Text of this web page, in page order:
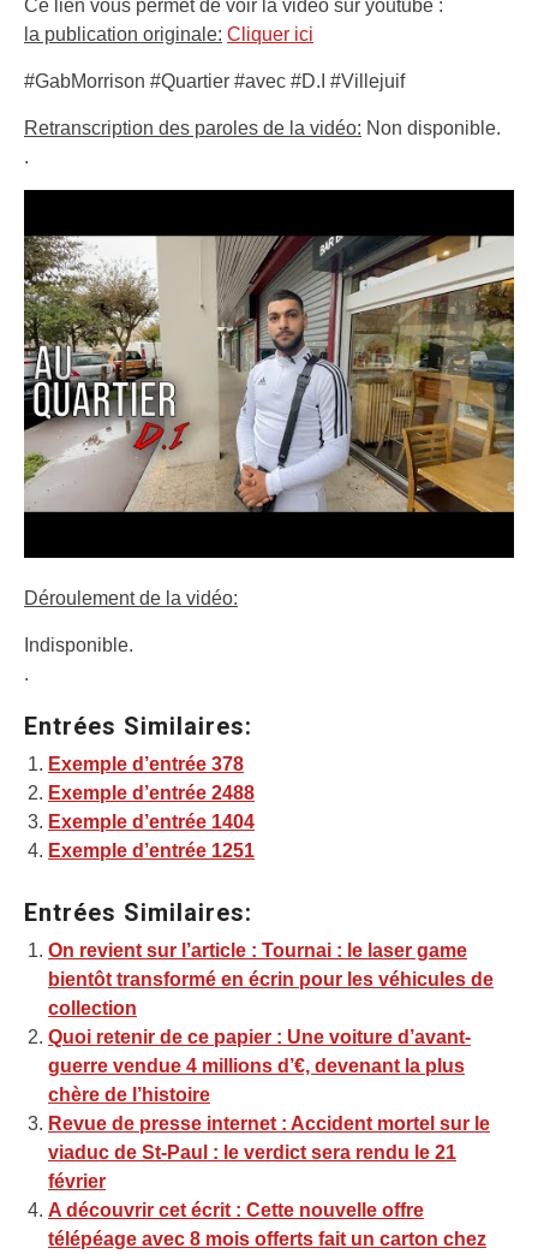
Ce lien vous permet de voir la vidéo sur youtube :
la publication originale: Cliquer ici
#GabMorrison #Quartier #avec #D.I #Villejuif
Retranscription des paroles de la vidéo: Non disponible.
.
Déroulement de la vidéo:
Indisponible.
.
Entrées Similaires:
Exemple d’entrée 378
Exemple d’entrée 2488
Exemple d’entrée 1404
Exemple d’entrée 1251
Entrées Similaires:
On revient sur l’article : Tournai : le laser game
bientôt transformé en écrin pour les véhicules de
collection
Quoi retenir de ce papier : Une voiture d’avant-
guerre vendue 4 millions d’€, devenant la plus
chère de l’histoire
Revue de presse internet : Accident mortel sur le
viaduc de St-Paul : le verdict sera rendu le 21
février
A découvrir cet écrit : Cette nouvelle offre
télépéage avec 8 mois offerts fait un carton chez